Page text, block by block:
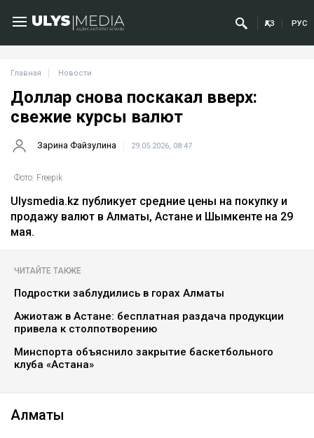
ҚАЗ РУС
Главная Новости
Доллар снова поскакал вверх:
свежие курсы валют
Зарина Файзулина 29.05.2026, 08:47
Фото: Freepik
Ulysmedia.kz публикует средние цены на покупку и
продажу валют в Алматы, Астане и Шымкенте на 29
мая.
ЧИТАЙТЕ ТАКЖЕ
Подростки заблудились в горах Алматы
Ажиотаж в Астане: бесплатная раздача продукции
привела к столпотворению
Минспорта объяснило закрытие баскетбольного
клуба «Астана»
Алматы